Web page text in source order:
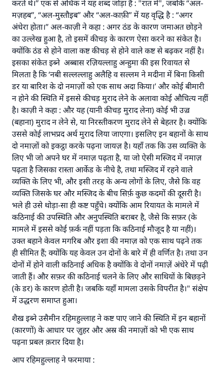
करते थे।’’ एक से अधिक ने यह शब्द जोड़ा है : "रात में", जबकि “अल-
मज़हब”, “अल-मुस्तौइब” और “अल-काफ़ी” में यह वृद्धि है : “अगर
अंधेरा होता।” अल-काज़ी ने कहा : अगर ठंड के कारण जमाअत छोड़ने
का उल्लेख हुआ है, तो इसमें कीचड़ के कारण ऐसा करने का संकेत है।
क्योंकि ठंड से होने वाला कष्ट कीचड़ से होने वाले कष्ट से बढ़कर नहीं है।
इसका संकेत इब्ने अब्बास रज़ियल्लाहु अन्हुमा की इस रिवायत से
मिलता है कि ‘नबी सल्लल्लाहु अलैहि व सल्लम ने मदीना में बिना किसी
डर या बारिश के दो नमाज़ों को एक साथ अदा किया।’ और कोई बीमारी
न होने की स्थिति में इससे कीचड़ मुराद लेने के अलावा कोई औचित्य नहीं
है। काज़ी ने कहा : और यह (यानी कीचड़ मुराद लेना) कोई भी उज़्र
(बहाना) मुराद न लेने से, या निरस्तीकरण मुराद लेने से बेहतर है। क्योंकि
उससे कोई लाभप्रद अर्थ मुराद लिया जाएगा। इसलिए इन बहानों के साथ
दो नमाज़ों को इकट्ठा करके पढ़ना जायज़ है। यहाँ तक कि उस व्यक्ति के
लिए भी जो अपने घर में नमाज़ पढ़ता है, या जो ऐसी मस्जिद में नमाज़
पढ़ता है जिसका रास्ता आर्केड के नीचे है, तथा मस्जिद में रहने वाले
व्यक्ति के लिए भी, और इसी तरह के अन्य लोगों के लिए, जैसे कि वह
व्यक्ति जिसके घर और मस्जिद के बीच सिर्फ़ कुछ कदमों की दूसरी है।
भले ही उसे थोड़ा-सा ही कष्ट पहुँचे। क्योंकि आम रियायत के मामले में
कठिनाई की उपस्थिति और अनुपस्थिति बराबर है, जैसे कि सफ़र (के
मामले में इससे कोई फ़र्क नहीं पड़ता कि कठिनाई मौजूद है या नहीं)।
उक्त बहाने केवल मगरिब और इशा की नमाज़ को एक साथ पढ़ने तक
ही सीमित हैं; क्योंकि यह केवल उन दोनों के बारे में ही वर्णित है। तथा उन
दोनों में होने वाली कठिनाई अधिक है क्योंकि वे दोनों नमाज़ें अंधेरे में पढ़ी
जाती हैं। और सफ़र की कठिनाई चलने के लिए और साथियों के बिछड़ने
(के डर) के कारण होती है। जबकि यहाँ मामला उसके विपरीत है।" संक्षेप
में उद्धरण समाप्त हुआ।
शैख इब्ने उसैमीन रहिमहुल्लाह ने कष्ट पाए जाने की स्थिति में इन बहानों
(कारणों) के आधार पर ज़ुहर और अस्र की नमाज़ों को भी एक साथ
पढ़ना प्रबल क़रार दिया है।
आप रहिमहुल्लाह ने फरमाया :